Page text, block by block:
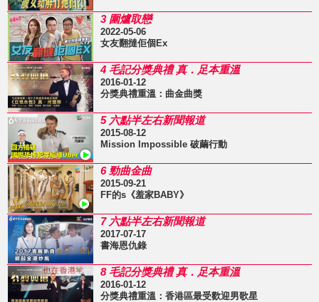
3 圍爐取戀
2022-05-06
女友翻撻佢個Ex
4 毛記分獎典禮 真．足本重溫
2016-01-12
分獎典禮重溫：曲金曲獎
5 六點半左右新聞報道
2015-08-12
Mission Impossible 破繭行動
6 勁曲金曲
2015-09-21
FF的s《羞家BABY》
7 六點半左右新聞報道
2017-07-17
書海恩仇錄
8 毛記分獎典禮 真．足本重溫
2016-01-12
分獎典禮重溫：香港區最受歡迎男歌星